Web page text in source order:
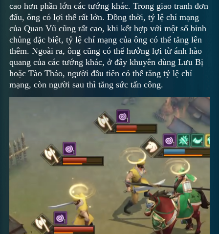
cao hơn phần lớn các tướng khác. Trong giao tranh đơn
đấu, ông có lợi thế rất lớn. Đồng thời, tỷ lệ chí mạng
của Quan Vũ cũng rất cao, khi kết hợp với một số binh
chủng đặc biệt, tỷ lệ chí mạng của ông có thể tăng lên
thêm. Ngoài ra, ông cũng có thể hưởng lợi từ ánh hào
quang của các tướng khác, ở đây khuyên dùng Lưu Bị
hoặc Tào Tháo, người đầu tiên có thể tăng tỷ lệ chí
mạng, còn người sau thì tăng sức tấn công.